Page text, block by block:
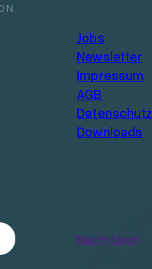
Jobs
Newsletter
Impressum
AGB
Datenschutz
Downloads
Nach oben